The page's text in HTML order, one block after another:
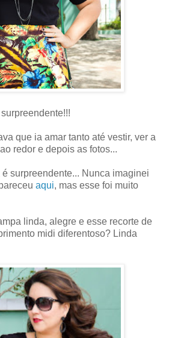
que ia amar tanto até vestir, ver a
redor e depois as fotos...
surpreendente... Nunca imaginei
aqui, mas esse foi muito
linda, alegre e esse recorte de
midi diferentoso? Linda